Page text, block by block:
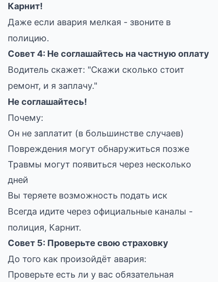
Карнит!
Даже если авария мелкая - звоните в
полицию.
Совет 4: Не соглашайтесь на частную оплату
Водитель скажет: "Скажи сколько стоит
ремонт, и я заплачу."
Не соглашайтесь!
Почему:
Он не заплатит (в большинстве случаев)
Повреждения могут обнаружиться позже
Травмы могут появиться через несколько
дней
Вы теряете возможность подать иск
Всегда идите через официальные каналы -
полиция, Карнит.
Совет 5: Проверьте свою страховку
До того как произойдёт авария:
Проверьте есть ли у вас обязательная